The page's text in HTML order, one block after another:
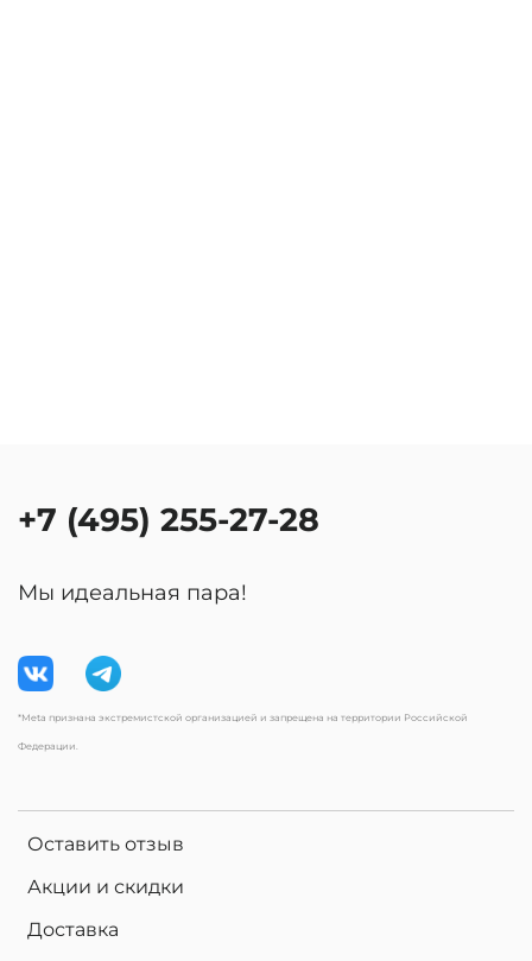
Оставить отзыв
Акции и скидки
Доставка
+7 (495) 255-27-28
Мы идеальная пара!
*Meta признана экстремистской организацией и запрещена на территории Российской
Федерации.